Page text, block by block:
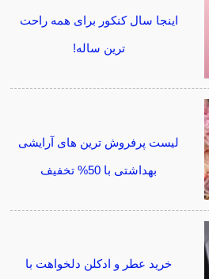
اینجا سال کنکور برای همه راحت
ترین ساله!
لیست پرفروش ترین های آرایشی
بهداشتی با 50% تخفیف
خرید عطر و ادکلن دلخواهت با